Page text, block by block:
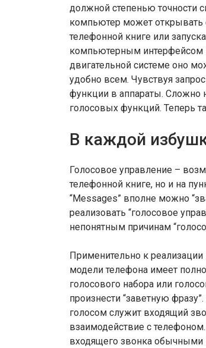
должной степенью точности
компьютер может открывать
телефонной книге или
компьютерным интерфейсом
двигательной системе оно
удобно всем. Чувствуя
функции в аппараты. Сложно
голосовых функций. Теперь
В каждой
Голосовое управление –
телефонной книге, но и на
“Messages” вполне можно
реализовать “голосовое
непонятным причинам
Применительно к реализации
модели телефона имеет
голосового набора или
произнести “заветную
голосом служит входящий
взаимодействие с телефоном.
входящего звонка обычными